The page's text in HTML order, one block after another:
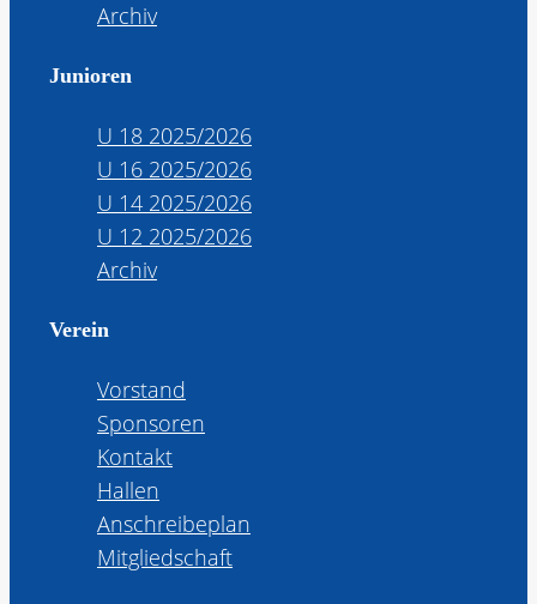
Archiv
Junioren
U 18 2025/2026
U 16 2025/2026
U 14 2025/2026
U 12 2025/2026
Archiv
Verein
Vorstand
Sponsoren
Kontakt
Hallen
Anschreibeplan
Mitgliedschaft